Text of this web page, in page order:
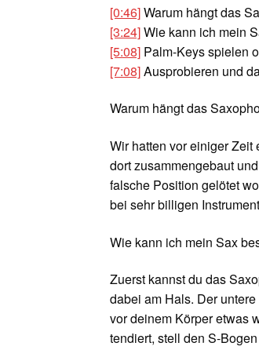
[0:46]Warum hängt das
[3:24]Wie kann ich mein
[5:08] Palm-Keys spielen
[7:08]Ausprobieren und
Warum hängt das
Wir hatten vor einiger
dort zusammengebaut
falsche Position gelötet
bei sehr billigen
Wie kann ich mein Sax
Zuerst kannst du das
dabei am Hals. Der
vor deinem Körper etwas
tendiert, stell den S-